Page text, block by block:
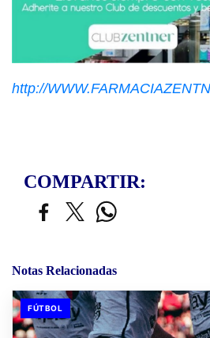
http://
COMPARTIR:
Notas Relacionadas
FÚTBOL